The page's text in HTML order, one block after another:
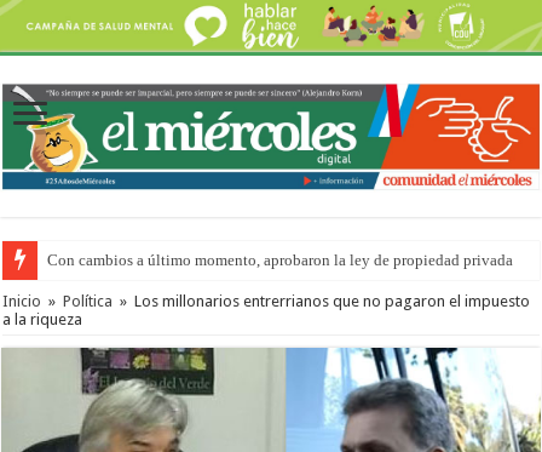
Con cambios a último momento, aprobaron la ley de propiedad privada
Inicio » Política » Los millonarios entrerrianos que no pagaron el impuesto
a la riqueza